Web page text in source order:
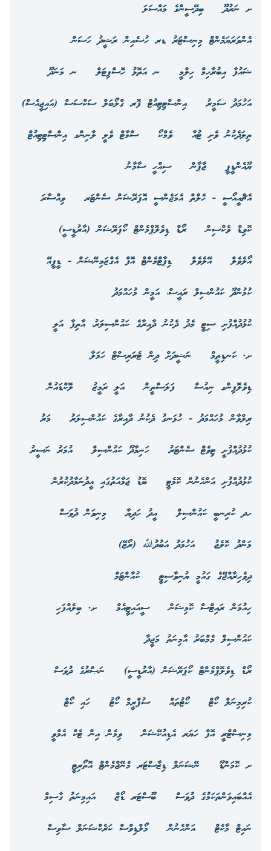
ށ ނަރުދޫ
ބިދޭސީންގެ މައްސަލަ
އެންވަރަޔަމެންޓް މިނިސްޓަރު ޑރ ހުސެއިން ރަޝީދު ހަސަން
ޝައުފާ އިބުރާހިމް ހިލްމީ
ނ އަތޮޅު ހޮސްޕިޓަލް
ނ މަނަދޫ
އަހުމަދު ސަމީރު
އިންސްޓިޓިއުޓް ފޮރ ގްލޯބަލް ސަކްސަސް (އައިޖީއެސް)
ތިލަދެކުނު ވެށި ޓުއާ
ވެމްކޯ
ސްމާޓް ވެލީ ލާނިންގ އިންސްޓިޓިއުޓް
ޔޫއެންޑީޕީ
ޖާޕާން
ސިއްހީ ސާމާނު
އެޗްއީއޯސީ - ހެލްތް އެމަޖެންސީ އޮޕަރޭޝަން ސެންޓަރ
ވިއްސާރަ
ކޮވިޑް ވެކްސިން
ރޯޑް ޑިވެލޮޕްމެންޓް ކޯޕަރޭޝަން (އާރުޑީސީ)
އޯލެވެލް
އޭލެވެލް
ޑިޕާޓްމެންޓް އޮފް އެގްޒަމިނޭޝަން - ޑީޕީއޭ
ކުމުންދޫ ކައުންސިލް ރައީސް، އަމީން މުހައްމަދު
ކުޅުދުއްފުށި ސިޓީ މެދު ދެކުނު ދާއިރާގެ ކައުންސިލަރު، އާތިފާ އަލީ
ށ. ކަނޑިތީމް
ނަޝީދަށް ދިން ޓެރަރިސްޓް ހަމަލާ
ޑިވެލޮޕިންގ ނިއުސް
ފަލަސްތީން އަލީ ރަމީޒު
ލޮކްޑައުން
ރިލްވާން މުހައްމަދު - ހުޅަނގު ދެކުނު ދާއިރާގެ ކައުންސިލަރު
މަރު
ކުޅުދުއްފުށީ ޓިވެޓް ސެންޓަރު
ހަނިމާދޫ ކައުންސިލް
އުމަރު ނަސީރު
ކުޅުދުއްފުށި އަންހެނުން ކޮމެޓީ
ބޮޑު ޖަމާއަތުގައި އީދުނަމާދުކުރުން
ހދ ކުރިނބީ ކައުންސިލް
އީދު ހަދިޔާ
މިނިވަން ދުވަސް
މަންދު ކޮލެޖު
އަހުމަދު އަބުދުﷲ (ރޯޒޭ)
ދިވެހިރާއްޖޭގެ ގައުމީ ޔުނިވާސިޓީ
ކުއާންޓަމް
ހިއުމަން ރައިޓްސް ކޮމިޝަން
ސީއައިޓީއެމް
ށ. ބިލެއްފަހި
ކައުންސިލް މެމްބަރު އާމިނަތު މަޖީދާ
ރޯޑް ޑިވެލޮޕްމެންޓް ކޯޕަރޭޝަން (އާރުޑީސީ)
ނަޞްރުގެ ދުވަސް
ކުރިމިނަލް ކޯޓް
ކޯޓުތައް ސުޕްރީމް ކޯޓު
ހައި ކޯޓް
މިނިސްޓްރީ އޮފް ހަޔަރ އެޑިއުކޭޝަން
ވިމެން އިން ޓެކް އެމްވީ
ށ ކޮމަންޑޫ
ނޭޝަނަލް ޑިޒާސްޓަރ މެނޭޖްމެންޓް އޮތޯރިޓީ
އެއްބައިވަންތަކަމުގެ ދުވަސް
ބޫސްޓަރ ޑޯޒް
އައިމިނަތު ގާސިމް
ނައިޓް މާކެޓް
އަންހެނުން
މޯލްޑިވްސް ކަރެކްޝަނަލް ސާވިސް